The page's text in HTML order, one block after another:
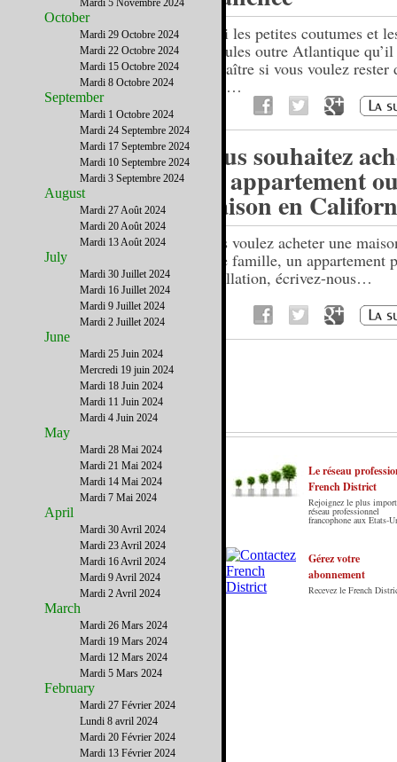
Voici les petites coutumes et
formules outre Atlantique
connaître si vous voulez rester
coup…
Vous souhaitez
un appartement
maison en
Vous voulez acheter une
votre famille, un appartement
installation, écrivez-nous…
Le French District est le premier guide sur
internet en Français sur les Etats-Unis. Notre
principe : Le meilleur des Etats-Unis par ceux qui
Le réseau
French District
Rejoignez le plus
réseau professionnel
francophone aux Etats-
Gérez votre
abonnement
Recevez le French
Mardi 5 Novembre 2024
October
Mardi 29 Octobre 2024
Mardi 22 Octobre 2024
Mardi 15 Octobre 2024
Mardi 8 Octobre 2024
September
Mardi 1 Octobre 2024
Mardi 24 Septembre 2024
Mardi 17 Septembre 2024
Mardi 10 Septembre 2024
Mardi 3 Septembre 2024
August
Mardi 27 Août 2024
Mardi 20 Août 2024
Mardi 13 Août 2024
July
Mardi 30 Juillet 2024
Mardi 16 Juillet 2024
Mardi 9 Juillet 2024
Mardi 2 Juillet 2024
June
Mardi 25 Juin 2024
Mercredi 19 juin 2024
Mardi 18 Juin 2024
Mardi 11 Juin 2024
Mardi 4 Juin 2024
May
Mardi 28 Mai 2024
Mardi 21 Mai 2024
Mardi 14 Mai 2024
Mardi 7 Mai 2024
April
Mardi 30 Avril 2024
Mardi 23 Avril 2024
Mardi 16 Avril 2024
Mardi 9 Avril 2024
Mardi 2 Avril 2024
March
Mardi 26 Mars 2024
Mardi 19 Mars 2024
Mardi 12 Mars 2024
Mardi 5 Mars 2024
February
Mardi 27 Février 2024
Lundi 8 avril 2024
Mardi 20 Février 2024
Mardi 13 Février 2024